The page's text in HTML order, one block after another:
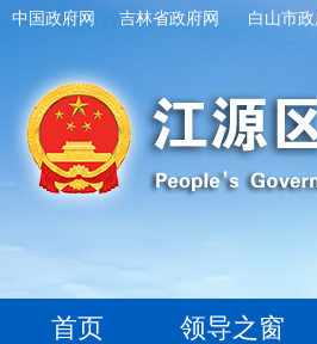
中国政府网 吉林省政府网 白山市政
首页 领导之窗